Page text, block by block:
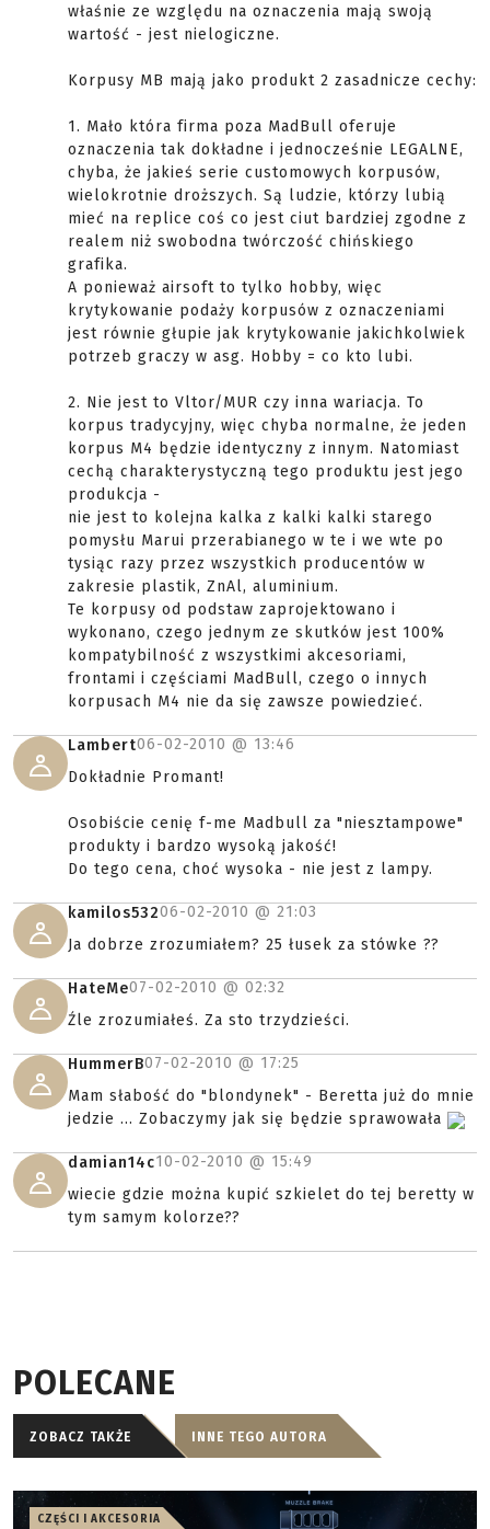
właśnie ze względu na oznaczenia mają swoją
wartość - jest nielogiczne.
Korpusy MB mają jako produkt 2 zasadnicze cechy:
1. Mało która firma poza MadBull oferuje
oznaczenia tak dokładne i jednocześnie LEGALNE,
chyba, że jakieś serie customowych korpusów,
wielokrotnie droższych. Są ludzie, którzy lubią
mieć na replice coś co jest ciut bardziej zgodne z
realem niż swobodna twórczość chińskiego
grafika.
A ponieważ airsoft to tylko hobby, więc
krytykowanie podaży korpusów z oznaczeniami
jest równie głupie jak krytykowanie jakichkolwiek
potrzeb graczy w asg. Hobby = co kto lubi.
2. Nie jest to Vltor/MUR czy inna wariacja. To
korpus tradycyjny, więc chyba normalne, że jeden
korpus M4 będzie identyczny z innym. Natomiast
cechą charakterystyczną tego produktu jest jego
produkcja -
nie jest to kolejna kalka z kalki kalki starego
pomysłu Marui przerabianego w te i we wte po
tysiąc razy przez wszystkich producentów w
zakresie plastik, ZnAl, aluminium.
Te korpusy od podstaw zaprojektowano i
wykonano, czego jednym ze skutków jest 100%
kompatybilność z wszystkimi akcesoriami,
frontami i częściami MadBull, czego o innych
korpusach M4 nie da się zawsze powiedzieć.
Lambert06-02-2010 @ 13:46
Dokładnie Promant!
Osobiście cenię f-me Madbull za "niesztampowe"
produkty i bardzo wysoką jakość!
Do tego cena, choć wysoka - nie jest z lampy.
kamilos53206-02-2010 @ 21:03
Ja dobrze zrozumiałem? 25 łusek za stówke ??
HateMe07-02-2010 @ 02:32
Źle zrozumiałeś. Za sto trzydzieści.
HummerB07-02-2010 @ 17:25
Mam słabość do "blondynek" - Beretta już do mnie
jedzie ... Zobaczymy jak się będzie sprawowała
damian14c10-02-2010 @ 15:49
wiecie gdzie można kupić szkielet do tej beretty w
tym samym kolorze??
POLECANE
ZOBACZ TAKŻE INNE TEGO AUTORA
CZĘŚCI I AKCESORIA